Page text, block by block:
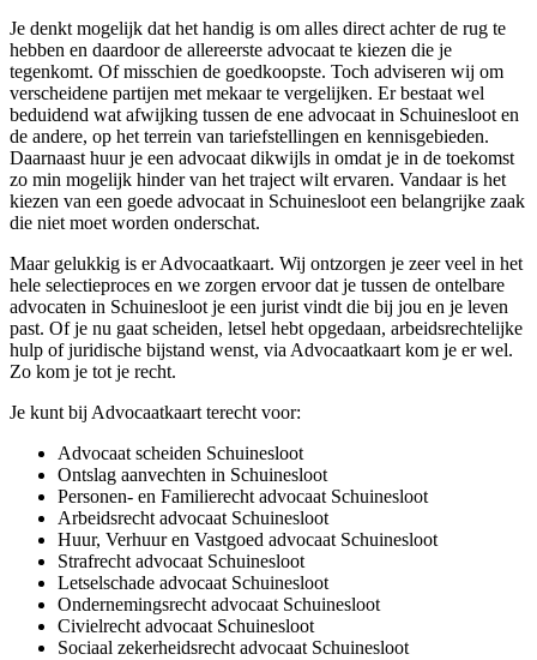
Je denkt mogelijk dat het handig is om alles direct achter de rug te
hebben en daardoor de allereerste advocaat te kiezen die je
tegenkomt. Of misschien de goedkoopste. Toch adviseren wij om
verscheidene partijen met mekaar te vergelijken. Er bestaat wel
beduidend wat afwijking tussen de ene advocaat in Schuinesloot en
de andere, op het terrein van tariefstellingen en kennisgebieden.
Daarnaast huur je een advocaat dikwijls in omdat je in de toekomst
zo min mogelijk hinder van het traject wilt ervaren. Vandaar is het
kiezen van een goede advocaat in Schuinesloot een belangrijke zaak
die niet moet worden onderschat.
Maar gelukkig is er Advocaatkaart. Wij ontzorgen je zeer veel in het
hele selectieproces en we zorgen ervoor dat je tussen de ontelbare
advocaten in Schuinesloot je een jurist vindt die bij jou en je leven
past. Of je nu gaat scheiden, letsel hebt opgedaan, arbeidsrechtelijke
hulp of juridische bijstand wenst, via Advocaatkaart kom je er wel.
Zo kom je tot je recht.
Je kunt bij Advocaatkaart terecht voor:
Advocaat scheiden Schuinesloot
Ontslag aanvechten in Schuinesloot
Personen- en Familierecht advocaat Schuinesloot
Arbeidsrecht advocaat Schuinesloot
Huur, Verhuur en Vastgoed advocaat Schuinesloot
Strafrecht advocaat Schuinesloot
Letselschade advocaat Schuinesloot
Ondernemingsrecht advocaat Schuinesloot
Civielrecht advocaat Schuinesloot
Sociaal zekerheidsrecht advocaat Schuinesloot